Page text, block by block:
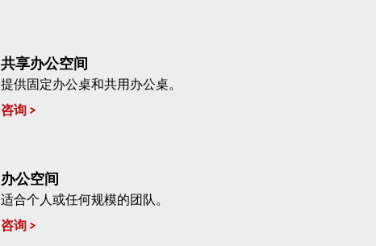
共享办公空间
提供固定办公桌和共用办公桌。
咨询
办公空间
适合个人或任何规模的团队。
咨询